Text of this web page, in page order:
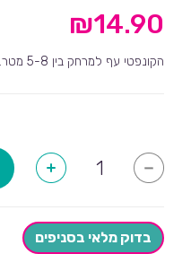
₪14.90
הקונפטי עף למרחק בין 5-8 מטר.
-
של
+
בדוק מלאי בסניפים